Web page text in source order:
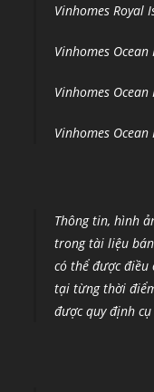
Vinhomes Royal
Vinhomes
Vinhomes
Vinhomes Ocean
Thông tin, hình
trong tài liệu
có thể được
tại từng thời
được quy định